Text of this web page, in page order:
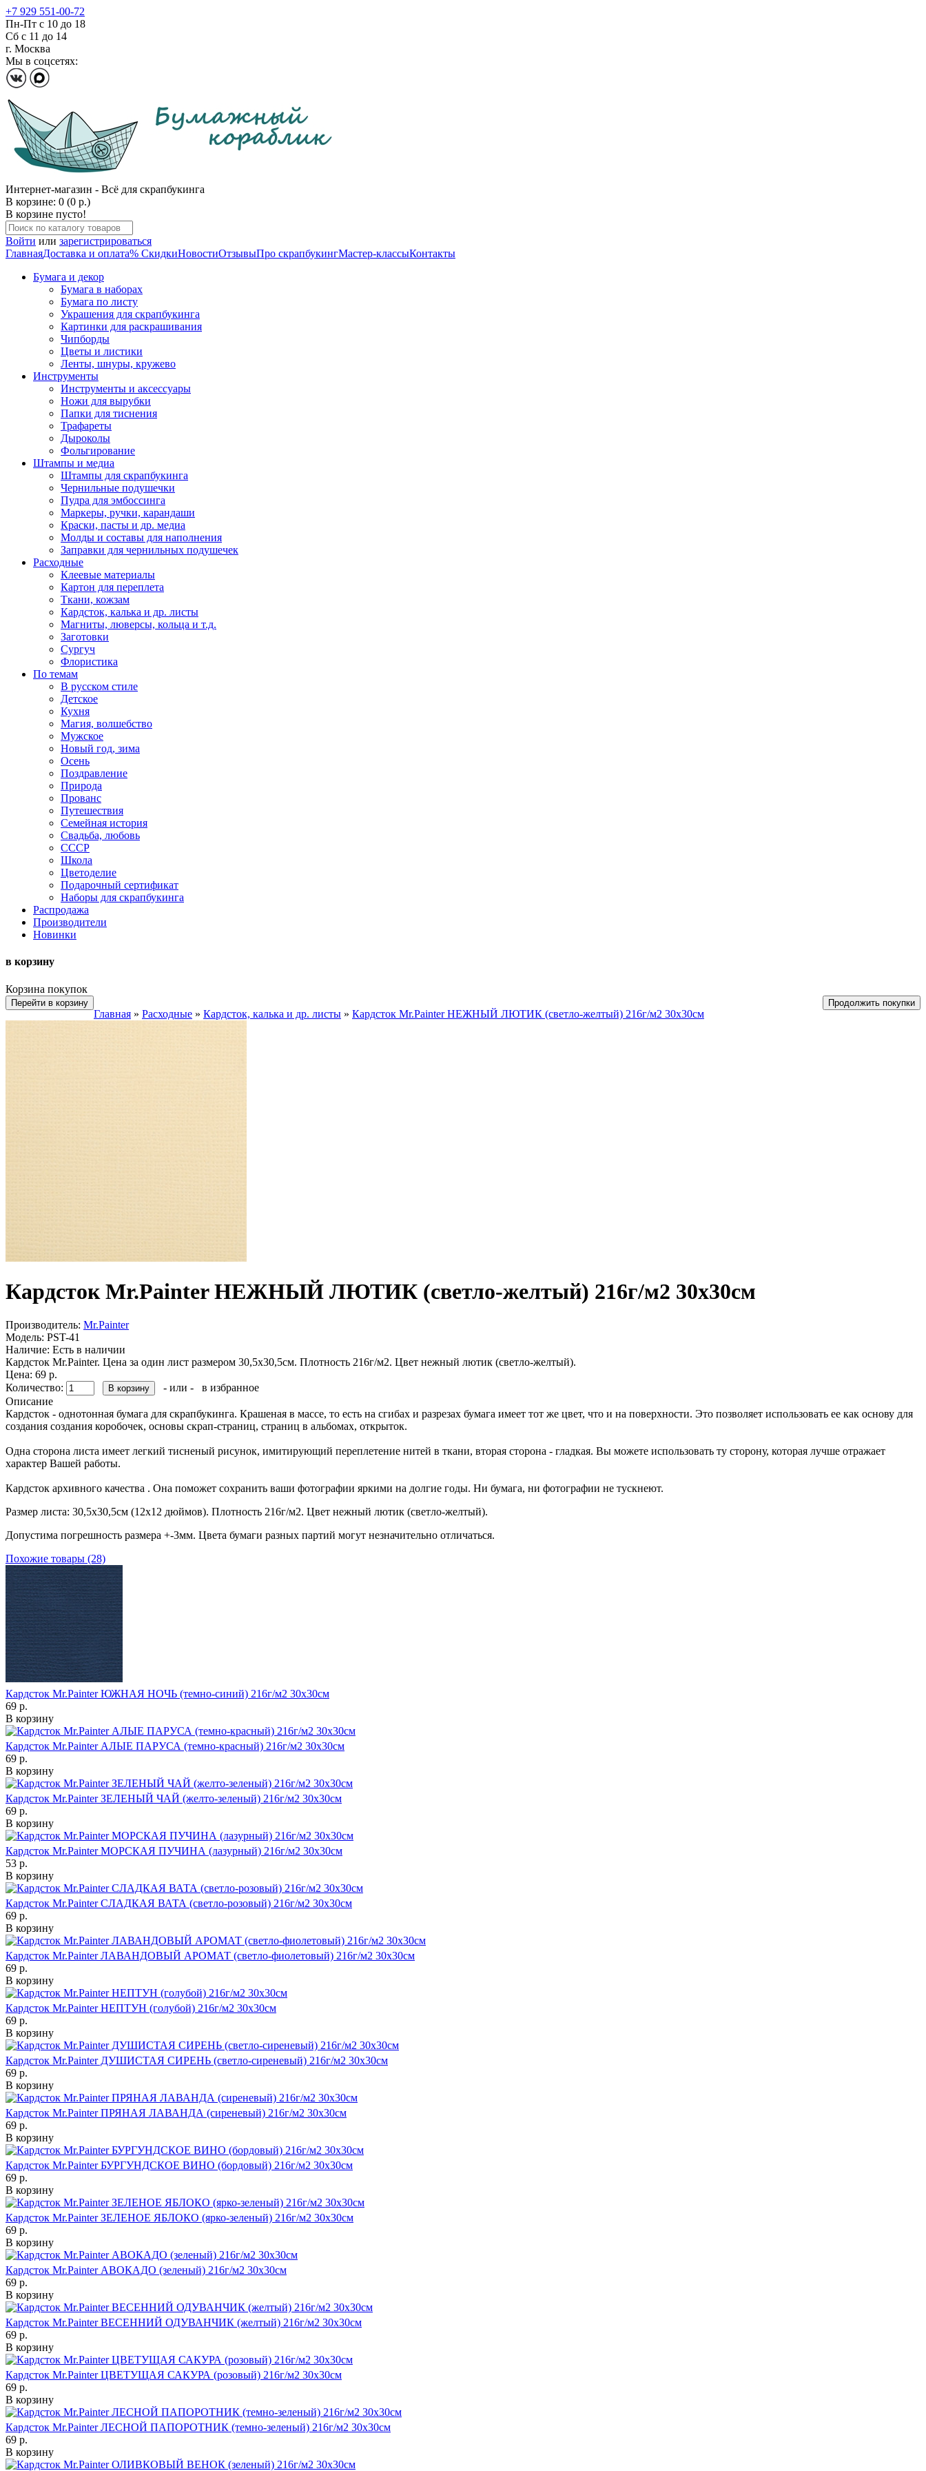
+7 929 551-00-72
Пн-Пт с 10 до 18
Сб с 11 до 14
г. Москва
Мы в соцсетях:
Интернет-магазин - Всё для скрапбукинга
В корзине: 0 (0 р.)
В корзине пусто!
Войти или зарегистрироваться
ГлавнаяДоставка и оплата% СкидкиНовостиОтзывыПро скрапбукингМастер-классыКонтакты
Бумага и декор
Бумага в наборах
Бумага по листу
Украшения для скрапбукинга
Картинки для раскрашивания
Чипборды
Цветы и листики
Ленты, шнуры, кружево
Инструменты
Инструменты и аксессуары
Ножи для вырубки
Папки для тиснения
Трафареты
Дыроколы
Фольгирование
Штампы и медиа
Штампы для скрапбукинга
Чернильные подушечки
Пудра для эмбоссинга
Маркеры, ручки, карандаши
Краски, пасты и др. медиа
Молды и составы для наполнения
Заправки для чернильных подушечек
Расходные
Клеевые материалы
Картон для переплета
Ткани, кожзам
Кардсток, калька и др. листы
Магниты, люверсы, кольца и т.д.
Заготовки
Сургуч
Флористика
По темам
В русском стиле
Детское
Кухня
Магия, волшебство
Мужское
Новый год, зима
Осень
Поздравление
Природа
Прованс
Путешествия
Семейная история
Свадьба, любовь
СССР
Школа
Цветоделие
Подарочный сертификат
Наборы для скрапбукинга
Распродажа
Производители
Новинки
в корзину
Корзина покупок
Перейти в корзину Продолжить покупки
Главная » Расходные » Кардсток, калька и др. листы » Кардсток Mr.Painter НЕЖНЫЙ ЛЮТИК (светло-желтый) 216г/м2 30х30см
Кардсток Mr.Painter НЕЖНЫЙ ЛЮТИК (светло-желтый) 216г/м2 30х30см
Производитель: Mr.Painter
Модель: PST-41
Наличие: Есть в наличии
Кардсток Mr.Painter. Цена за один лист размером 30,5х30,5см. Плотность 216г/м2. Цвет нежный лютик (светло-желтый).
Цена: 69 р.
Количество:
- или -
в избранное
Описание
Кардсток - однотонная бумага для скрапбукинга. Крашеная в массе, то есть на сгибах и разрезах бумага имеет тот же цвет, что и на поверхности. Это позволяет использовать ее как основу для
создания создания коробочек, основы скрап-страниц, страниц в альбомах, открыток.
Одна сторона листа имеет легкий тисненый рисунок, имитирующий переплетение нитей в ткани, вторая сторона - гладкая. Вы можете использовать ту сторону, которая лучше отражает
характер Вашей работы.
Кардсток архивного качества . Она поможет сохранить ваши фотографии яркими на долгие годы. Ни бумага, ни фотографии не тускнеют.
Размер листа: 30,5х30,5см (12х12 дюймов). Плотность 216г/м2. Цвет нежный лютик (светло-желтый).
Допустима погрешность размера +-3мм. Цвета бумаги разных партий могут незначительно отличаться.
Похожие товары (28)
Кардсток Mr.Painter ЮЖНАЯ НОЧЬ (темно-синий) 216г/м2 30х30см
69 р.
В корзину
Кардсток Mr.Painter АЛЫЕ ПАРУСА (темно-красный) 216г/м2 30х30см
69 р.
В корзину
Кардсток Mr.Painter ЗЕЛЕНЫЙ ЧАЙ (желто-зеленый) 216г/м2 30х30см
69 р.
В корзину
Кардсток Mr.Painter МОРСКАЯ ПУЧИНА (лазурный) 216г/м2 30х30см
53 р.
В корзину
Кардсток Mr.Painter СЛАДКАЯ ВАТА (светло-розовый) 216г/м2 30х30см
69 р.
В корзину
Кардсток Mr.Painter ЛАВАНДОВЫЙ АРОМАТ (светло-фиолетовый) 216г/м2 30х30см
69 р.
В корзину
Кардсток Mr.Painter НЕПТУН (голубой) 216г/м2 30х30см
69 р.
В корзину
Кардсток Mr.Painter ДУШИСТАЯ СИРЕНЬ (светло-сиреневый) 216г/м2 30х30см
69 р.
В корзину
Кардсток Mr.Painter ПРЯНАЯ ЛАВАНДА (сиреневый) 216г/м2 30х30см
69 р.
В корзину
Кардсток Mr.Painter БУРГУНДСКОЕ ВИНО (бордовый) 216г/м2 30х30см
69 р.
В корзину
Кардсток Mr.Painter ЗЕЛЕНОЕ ЯБЛОКО (ярко-зеленый) 216г/м2 30х30см
69 р.
В корзину
Кардсток Mr.Painter АВОКАДО (зеленый) 216г/м2 30х30см
69 р.
В корзину
Кардсток Mr.Painter ВЕСЕННИЙ ОДУВАНЧИК (желтый) 216г/м2 30х30см
69 р.
В корзину
Кардсток Mr.Painter ЦВЕТУЩАЯ САКУРА (розовый) 216г/м2 30х30см
69 р.
В корзину
Кардсток Mr.Painter ЛЕСНОЙ ПАПОРОТНИК (темно-зеленый) 216г/м2 30х30см
69 р.
В корзину